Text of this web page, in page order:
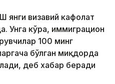
визавий кафолат
Унга кўра, иммиграцион
100 минг
бўлган миқдорда
деб хабар беради